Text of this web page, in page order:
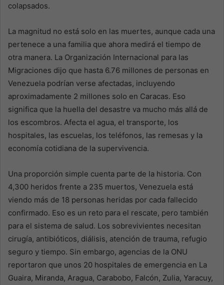
colapsados.
La magnitud no está solo en las muertes, aunque cada una
pertenece a una familia que ahora medirá el tiempo de
otra manera. La Organización Internacional para las
Migraciones dijo que hasta 6.76 millones de personas en
Venezuela podrían verse afectadas, incluyendo
aproximadamente 2 millones solo en Caracas. Eso
significa que la huella del desastre va mucho más allá de
los escombros. Afecta el agua, el transporte, los
hospitales, las escuelas, los teléfonos, las remesas y la
economía cotidiana de la supervivencia.
Una proporción simple cuenta parte de la historia. Con
4,300 heridos frente a 235 muertos, Venezuela está
viendo más de 18 personas heridas por cada fallecido
confirmado. Eso es un reto para el rescate, pero también
para el sistema de salud. Los sobrevivientes necesitan
cirugía, antibióticos, diálisis, atención de trauma, refugio
seguro y tiempo. Sin embargo, agencias de la ONU
reportaron que unos 20 hospitales de emergencia en La
Guaira, Miranda, Aragua, Carabobo, Falcón, Zulia, Yaracuy,